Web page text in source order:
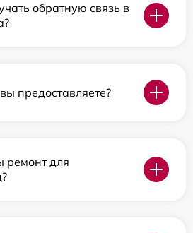
обратную связь в
предоставляете?
ремонт для